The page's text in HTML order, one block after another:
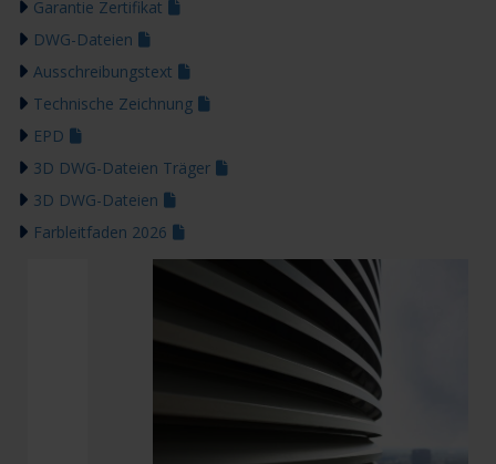
Garantie Zertifikat
DWG-Dateien
Ausschreibungstext
Technische Zeichnung
EPD
3D DWG-Dateien Träger
3D DWG-Dateien
Farbleitfaden 2026